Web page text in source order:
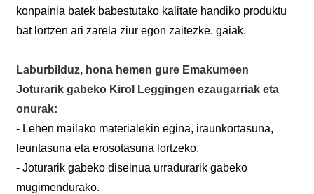
konpainia batek babestutako kalitate handiko produktu
bat lortzen ari zarela ziur egon zaitezke. gaiak.
Laburbilduz, hona hemen gure Emakumeen
Joturarik gabeko Kirol Leggingen ezaugarriak eta
onurak:
- Lehen mailako materialekin egina, iraunkortasuna,
leuntasuna eta erosotasuna lortzeko.
- Joturarik gabeko diseinua urradurarik gabeko
mugimendurako.